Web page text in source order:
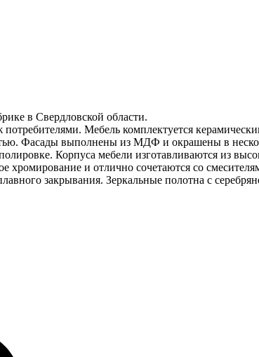
в Свердловской области.
Мебель комплектуется
Фасады выполнены из МДФ и окрашены в
Корпуса мебели изготавливаются из
и отлично сочетаются со
закрывания. Зеркальные полотна с